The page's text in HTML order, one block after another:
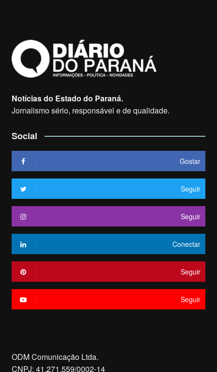
Notícias do Estado do Paraná.
Jornalismo sério, responsável e de qualidade.
Social
Gostar
Seguir
Seguir
Conectar
Seguir
Seguir
ODM Comunicação Ltda.
CNPJ: 41.271.559/0002-14